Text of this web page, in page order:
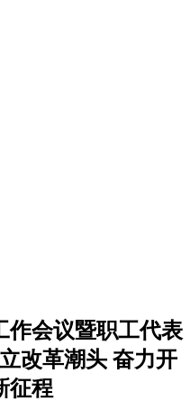
作会议暨职工代表
改革潮头 奋力开
征程